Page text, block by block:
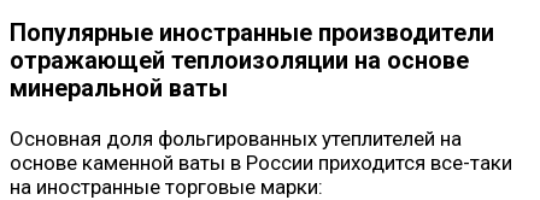
Популярные иностранные производители
отражающей теплоизоляции на основе
минеральной ваты
Основная доля фольгированных утеплителей на
основе каменной ваты в России приходится все-таки
на иностранные торговые марки: